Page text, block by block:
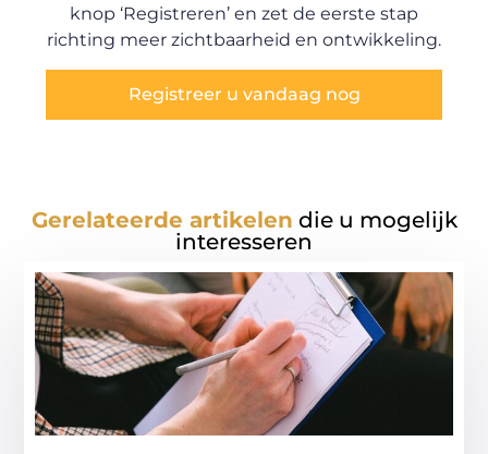
knop ‘Registreren’ en zet de eerste stap
richting meer zichtbaarheid en ontwikkeling.
Registreer u vandaag nog
Gerelateerde artikelen die u mogelijk
interesseren